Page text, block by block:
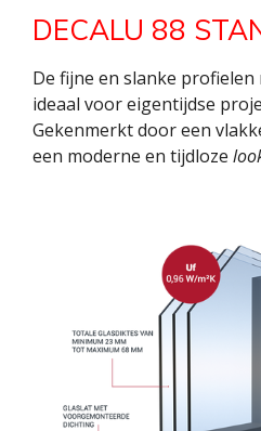
DECALU 88
De fijne en slanke profielen
ideaal voor eigentijdse
Gekenmerkt door een
een moderne en tijdloze